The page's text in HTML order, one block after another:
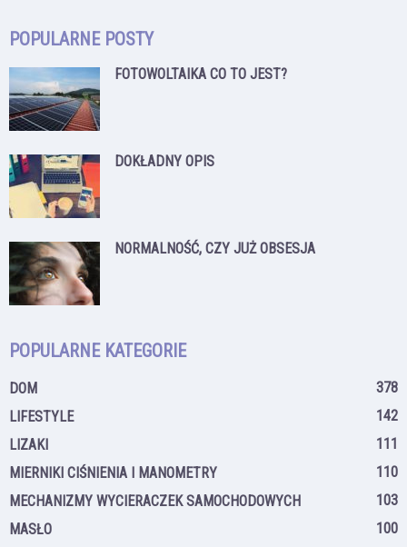
POPULARNE POSTY
FOTOWOLTAIKA CO TO JEST?
DOKŁADNY OPIS
NORMALNOŚĆ, CZY JUŻ OBSESJA
POPULARNE KATEGORIE
DOM
378
LIFESTYLE
142
LIZAKI
111
MIERNIKI CIŚNIENIA I MANOMETRY
110
MECHANIZMY WYCIERACZEK SAMOCHODOWYCH
103
MASŁO
100